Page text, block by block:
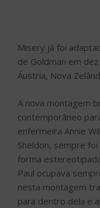
Misery já foi
de Goldman em
Áustria, Nova
A nova montagem
contemporâneo
enfermeira Annie
Sheldon, sempre
forma
Paul ocupava
nesta montagem
para dentro dela e